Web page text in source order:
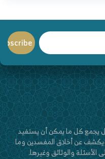
يجمع كل ما يمكن أن يستفيد
عن أخلاق المفسدين وما
الأسئلة والوثائق وغيرها.